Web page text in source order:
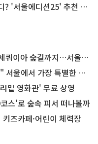
울에디션25' 추천 코스
길까지…서울둘레길 15코스
가장 특별한 편의점의 정체
밑 영화관' 무료 상영
스'로 숲속 피서 떠나볼까
즈카페·어린이 체력장